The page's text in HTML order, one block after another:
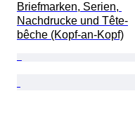
Briefmarken, Serien,
Nachdrucke und Tête-
bêche (Kopf-an-Kopf)